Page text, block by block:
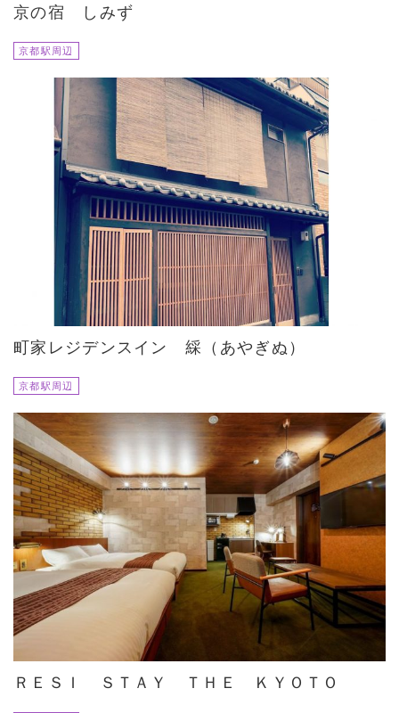
京の宿 しみず
京都駅周辺
町家レジデンスイン 綵（あやぎぬ）
京都駅周辺
ＲＥＳＩ ＳＴＡＹ ＴＨＥ ＫＹＯＴＯ